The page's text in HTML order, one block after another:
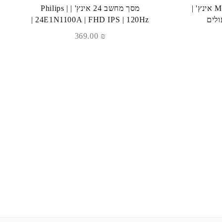
מסך מחשב 24 אינץ' | Philips |
24E1N1100A | FHD IPS | 120Hz |
₪
מסך מחשב MAG G27IPS 27 אינץ' |